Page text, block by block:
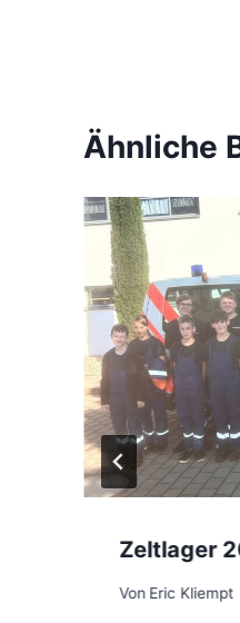
Ähnliche
Zeltlager
Von Eric Kliempt